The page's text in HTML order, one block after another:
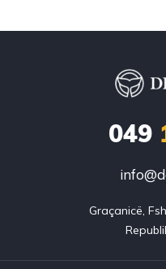
049
Graçanicë,